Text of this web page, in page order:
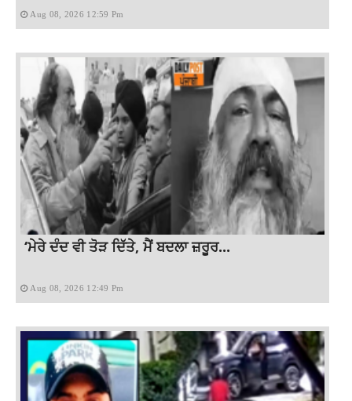
Aug 08, 2026 12:59 Pm
‘ਮੇਰੇ ਦੰਦ ਵੀ ਤੋੜ ਦਿੱਤੇ, ਮੈਂ ਬਦਲਾ ਜ਼ਰੂਰ...
Aug 08, 2026 12:49 Pm